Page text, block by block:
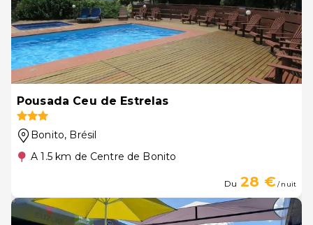
Pousada Ceu de Estrelas
Bonito, Brésil
A 1.5 km de Centre de Bonito
Du 28 €/ nuit